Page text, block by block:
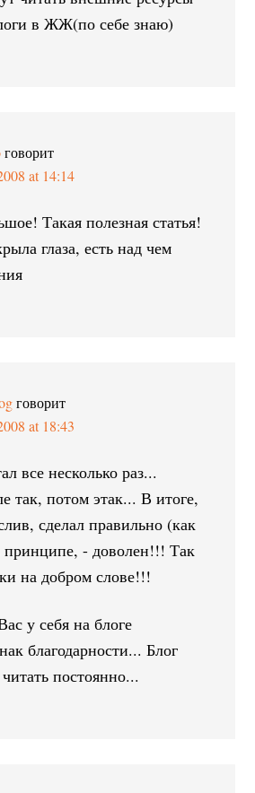
в ЖЖ(по себе знаю)
говорит
at 14:14
Такая полезная статья!
глаза, есть над чем
говорит
at 18:43
все несколько раз...
так, потом этак... В итоге,
сделал правильно (как
принципе, - доволен!!! Так
на добром слове!!!
у себя на блоге
благодарности... Блог
постоянно...